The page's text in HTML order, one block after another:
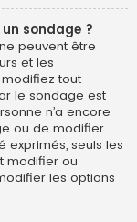
sondage ?
peuvent être
et les
tout
le sondage est
n’a encore
ou de modifier
exprimés, seuls les
modifier ou
les options